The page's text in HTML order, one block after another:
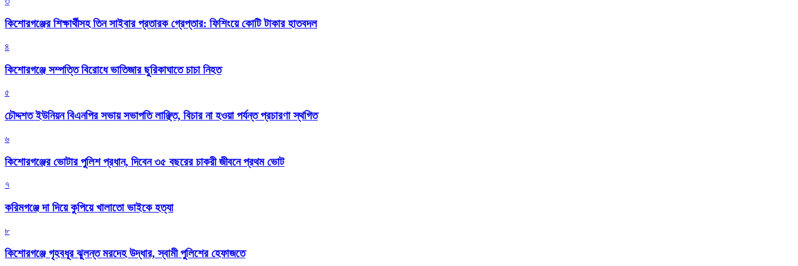
কিশোরগঞ্জের শিক্ষার্থীসহ তিন সাইবার প্রতারক গ্রেপ্তার: ফিশিংয়ে কোটি টাকার হাতবদল
৪
কিশোরগঞ্জে সম্পত্তি বিরোধে ভাতিজার ছুরিকাঘাতে চাচা নিহত
৫
চৌদ্দশত ইউনিয়ন বিএনপির সভায় সভাপতি লাঞ্ছিত, বিচার না হওয়া পর্যন্ত প্রচারণা স্থগিত
৬
কিশোরগঞ্জের ভোটার পুলিশ প্রধান, দিবেন ৩৫ বছরের চাকরী জীবনে প্রথম ভোট
৭
করিমগঞ্জে দা দিয়ে কুপিয়ে খালাতো ভাইকে হত্যা
৮
কিশোরগঞ্জে গৃহবধূর ঝুলন্ত মরদেহ উদ্ধার, স্বামী পুলিশের হেফাজতে